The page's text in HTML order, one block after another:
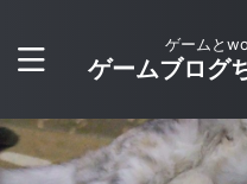
ゲームと
ゲームブログ